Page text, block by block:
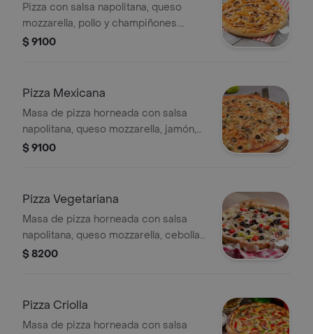
Pizza con salsa napolitana, queso
mozzarella, pollo y champiñones.
Tamaño a elegir.
$ 9100
Pizza Mexicana
Masa de pizza horneada con salsa
napolitana, queso mozzarella, jamón,
carne molida, jalapeños y pico de
$ 9100
Pizza Vegetariana
Masa de pizza horneada con salsa
napolitana, queso mozzarella, cebolla,
champiñón y pimentón, tamaño a
$ 8200
Pizza Criolla
Masa de pizza horneada con salsa